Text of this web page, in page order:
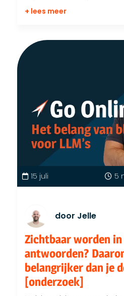
+ lees meer
15 juli 5
door Jelle
Zichtbaar worden in
antwoorden?
belangrijker dan je
[onderzoek]